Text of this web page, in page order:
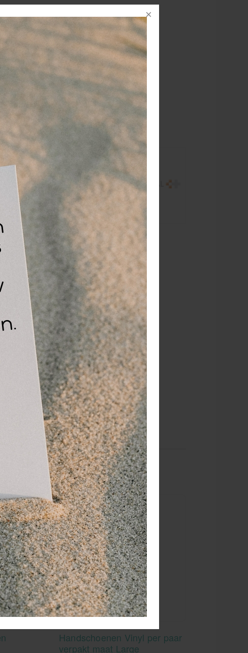
Bevat essentiële EHBO-materialen voor
kleine ongelukjes
Gebruiksklaar en snel inzetbaar bij
noodsituaties
Past gemakkelijk in tas, rugzak of auto
De Heka
een klein
mee te
of voor
Handschoenen Vinyl per paar
verpakt maat Large